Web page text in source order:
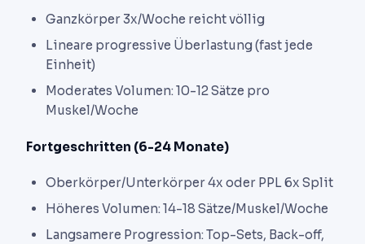
Ganzkörper 3x/Woche reicht völlig
Lineare progressive Überlastung (fast jede
Einheit)
Moderates Volumen: 10-12 Sätze pro
Muskel/Woche
Fortgeschritten (6-24 Monate)
Oberkörper/Unterkörper 4x oder PPL 6x Split
Höheres Volumen: 14-18 Sätze/Muskel/Woche
Langsamere Progression: Top-Sets, Back-off,